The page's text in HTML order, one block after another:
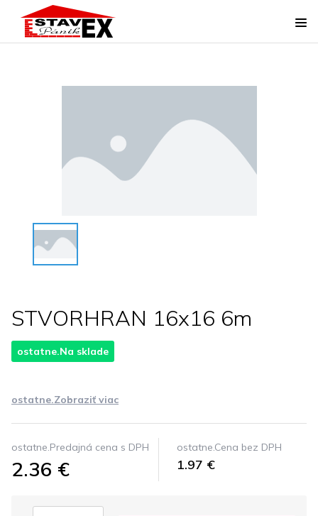
STVORHRAN 16x16 6m
ostatne.Na sklade
ostatne.Zobraziť viac
ostatne.Predajná cena s DPH
2.36 €
ostatne.Cena bez DPH
1.97 €